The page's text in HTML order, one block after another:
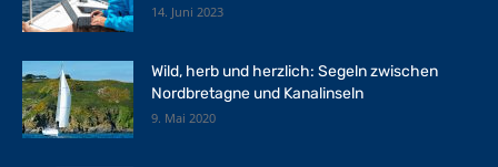
14. Juni 2023
Wild, herb und herzlich: Segeln zwischen
Nordbretagne und Kanalinseln
9. Mai 2020